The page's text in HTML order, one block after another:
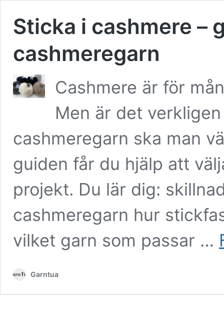
Sticka i cashmere –
cashmeregarn
Cashmere är för
Men är det
cashmeregarn ska man
guiden får du hjälp att
projekt. Du lär dig:
cashmeregarn hur
vilket garn som passar …
Garntua